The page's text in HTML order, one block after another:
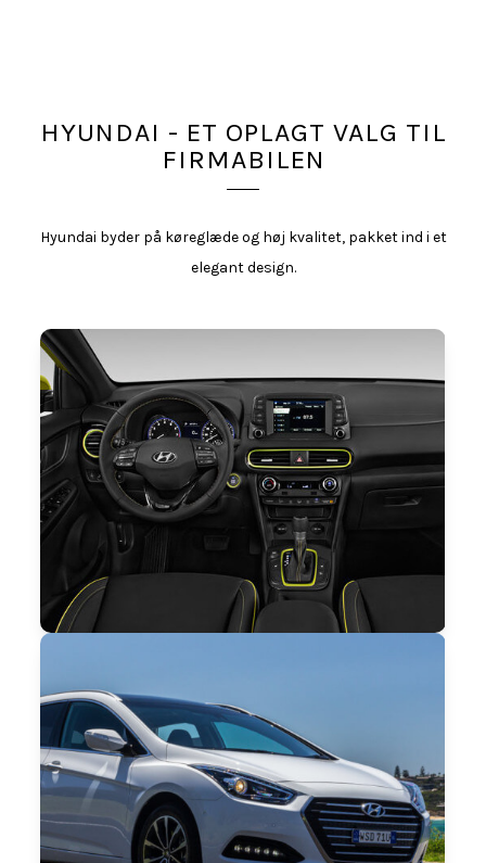
HYUNDAI - ET OPLAGT VALG TIL
FIRMABILEN
Hyundai byder på køreglæde og høj kvalitet, pakket ind i et
elegant design.